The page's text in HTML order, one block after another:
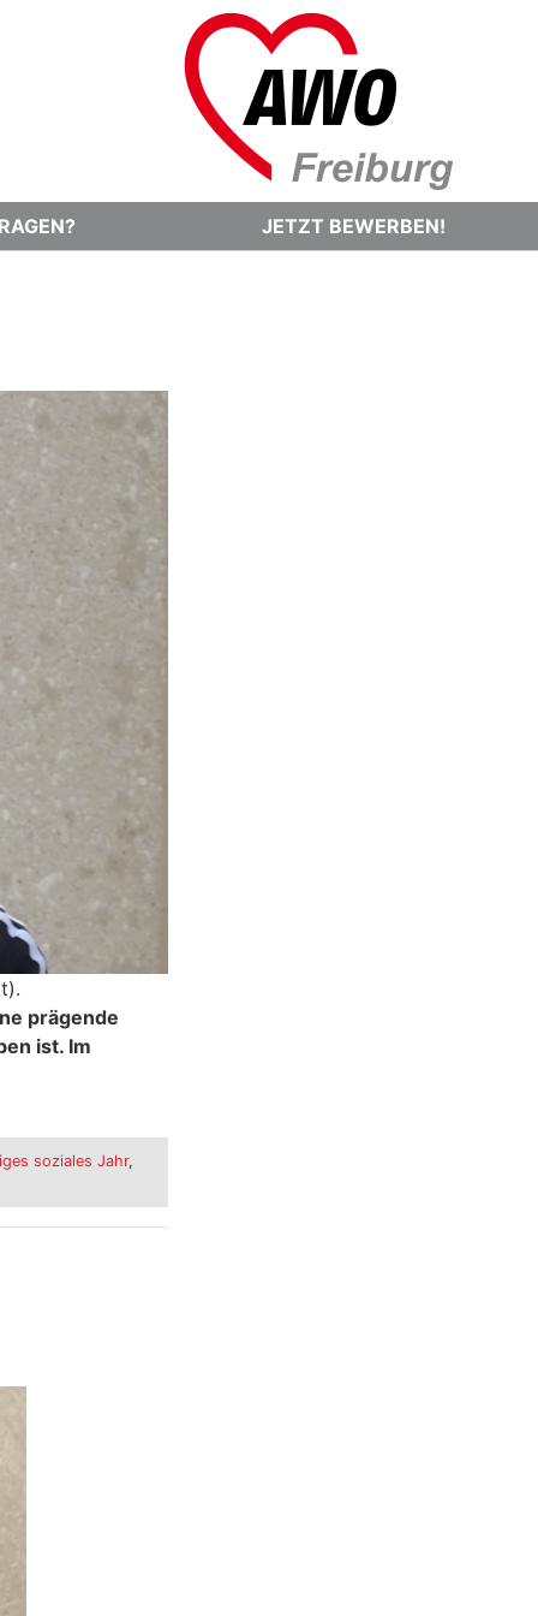
JETZT BEWERBEN!
prägende
ist. Im
soziales Jahr,